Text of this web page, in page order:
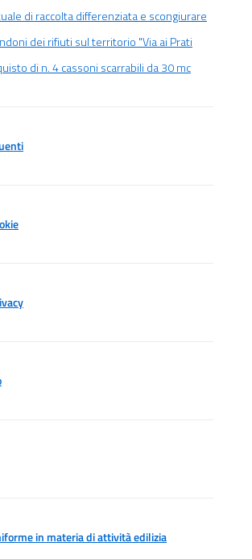
di raccolta differenziata e scongiurare
dei rifiuti sul territorio "Via ai Prati
di n. 4 cassoni scarrabili da 30 mc
in materia di attività edilizia